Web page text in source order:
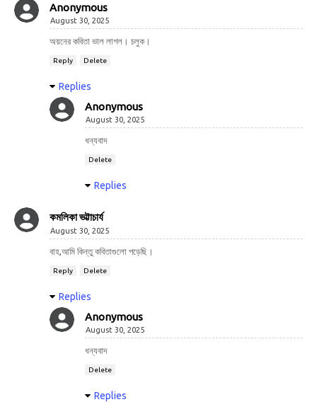
Anonymous
August 30, 2025
অয়নের কবিতা ভাল লাগল। চলুক।
Reply Delete
Replies
Anonymous
August 30, 2025
ধন্যবাদ
Delete
Replies
কমলিকা ভট্টাচার্য
August 30, 2025
বাহ,আমি কিন্তু কবিতাগুলো পড়েছি।
Reply Delete
Replies
Anonymous
August 30, 2025
ধন্যবাদ
Delete
Replies